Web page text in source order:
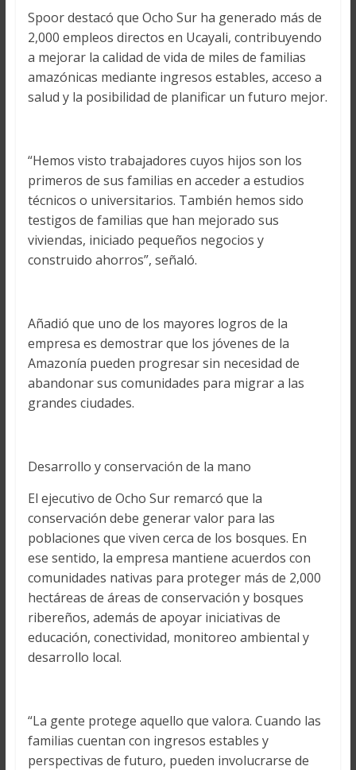
Spoor destacó que Ocho Sur ha generado más de
2,000 empleos directos en Ucayali, contribuyendo
a mejorar la calidad de vida de miles de familias
amazónicas mediante ingresos estables, acceso a
salud y la posibilidad de planificar un futuro mejor.
“Hemos visto trabajadores cuyos hijos son los
primeros de sus familias en acceder a estudios
técnicos o universitarios. También hemos sido
testigos de familias que han mejorado sus
viviendas, iniciado pequeños negocios y
construido ahorros”, señaló.
Añadió que uno de los mayores logros de la
empresa es demostrar que los jóvenes de la
Amazonía pueden progresar sin necesidad de
abandonar sus comunidades para migrar a las
grandes ciudades.
Desarrollo y conservación de la mano
El ejecutivo de Ocho Sur remarcó que la
conservación debe generar valor para las
poblaciones que viven cerca de los bosques. En
ese sentido, la empresa mantiene acuerdos con
comunidades nativas para proteger más de 2,000
hectáreas de áreas de conservación y bosques
ribereños, además de apoyar iniciativas de
educación, conectividad, monitoreo ambiental y
desarrollo local.
“La gente protege aquello que valora. Cuando las
familias cuentan con ingresos estables y
perspectivas de futuro, pueden involucrarse de